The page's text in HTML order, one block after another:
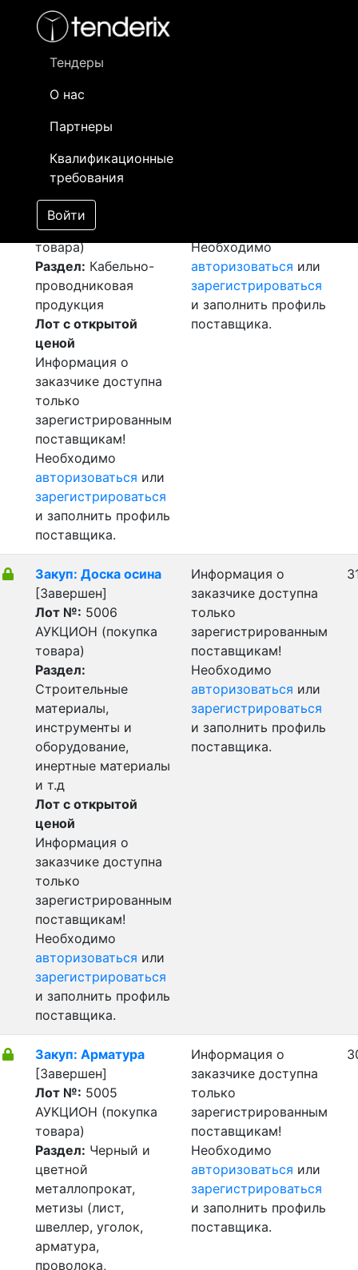
Тендеры
О нас
Партнеры
Квалификационные
требования
Войти
- активный лот
- сохраненный лот (не опубликован)
Закуп: Провод АС
[Завершен]
Победитель выбран
Лот №:5007
АУКЦИОН (покупка
товара)
Раздел: Кабельно-
проводниковая
продукция
Лот с открытой
ценой
Информация о
заказчике доступна
только
зарегистрированным
поставщикам!
Необходимо
авторизоваться или
зарегистрироваться
и заполнить профиль
поставщика.
Необходимо
авторизоваться или
зарегистрироваться
и заполнить профиль
поставщика.
Закуп: Доска осина
[Завершен]
Лот №: 5006
АУКЦИОН (покупка
товара)
Раздел:
Строительные
материалы,
инструменты и
оборудование,
инертные материалы
и т.д
Лот с открытой
ценой
Информация о
заказчике доступна
только
зарегистрированным
поставщикам!
Необходимо
авторизоваться или
зарегистрироваться
и заполнить профиль
поставщика.
Информация о
заказчике доступна
только
зарегистрированным
поставщикам!
Необходимо
авторизоваться или
зарегистрироваться
и заполнить профиль
поставщика.
Закуп: Арматура
[Завершен]
Лот №: 5005
АУКЦИОН (покупка
товара)
Раздел: Черный и
цветной
металлопрокат,
метизы (лист,
швеллер, уголок,
арматура,
проволока,
Информация о
заказчике доступна
только
зарегистрированным
поставщикам!
Необходимо
авторизоваться или
зарегистрироваться
и заполнить профиль
поставщика.